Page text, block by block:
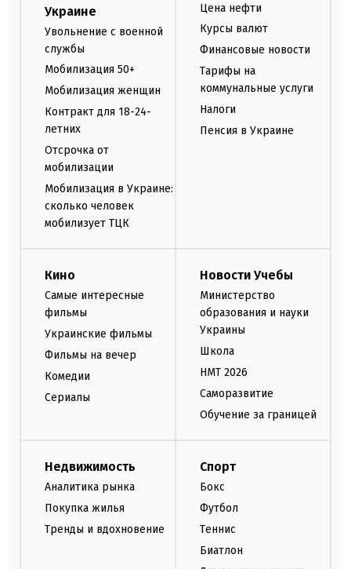
Украине
Увольнение с военной
службы
Мобилизация 50+
Мобилизация женщин
Контракт для 18-24-
летних
Отсрочка от
мобилизации
Мобилизация в Украине:
сколько человек
мобилизует ТЦК
Цена нефти
Курсы валют
Финансовые новости
Тарифы на
коммунальные услуги
Налоги
Пенсия в Украине
Кино
Самые интересные
фильмы
Украинские фильмы
Фильмы на вечер
Комедии
Сериалы
Новости Учебы
Министерство
образования и науки
Украины
Школа
НМТ 2026
Саморазвитие
Обучение за границей
Недвижимость
Аналитика рынка
Покупка жилья
Тренды и вдохновение
Спорт
Бокс
Футбол
Теннис
Биатлон